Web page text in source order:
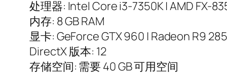
处理器: Intel Core i3-7350K | AMD FX-
内存: 8 GB RAM
显卡: GeForce GTX 960 | Radeon R9 285
DirectX 版本: 12
存储空间: 需要 40 GB 可用空间